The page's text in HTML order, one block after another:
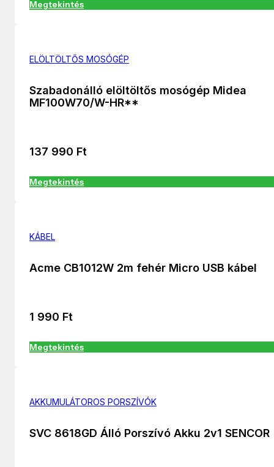
Megtekintés
ELÖLTÖLTŐS MOSÓGÉP
Szabadonálló elöltöltős mosógép Midea
MF100W70/W-HR**
137 990 Ft
Megtekintés
KÁBEL
Acme CB1012W 2m fehér Micro USB kábel
1 990 Ft
Megtekintés
AKKUMULÁTOROS PORSZÍVÓK
SVC 8618GD Álló Porszívó Akku 2v1 SENCOR